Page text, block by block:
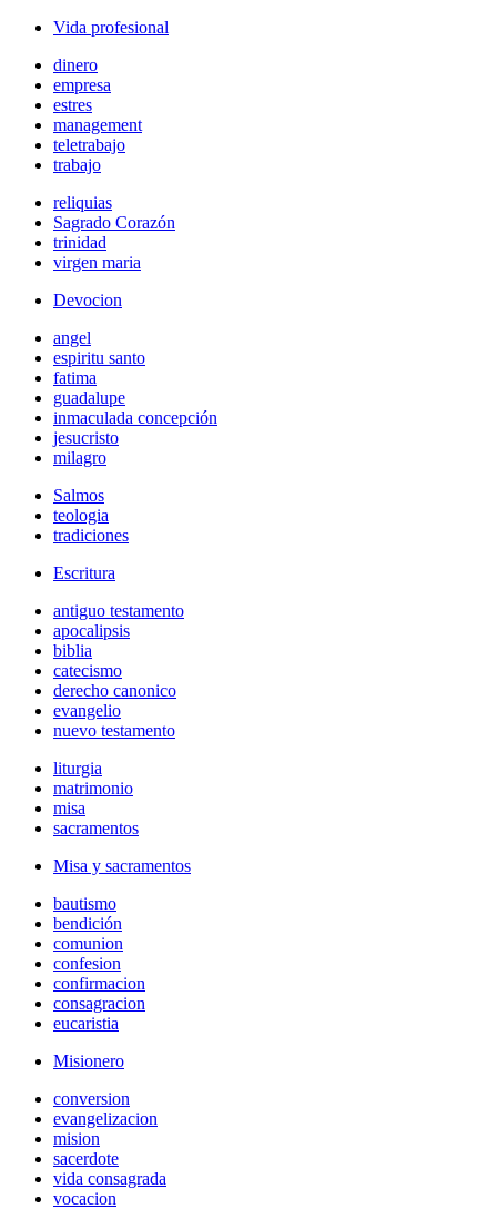
Vida profesional
dinero
empresa
estres
management
teletrabajo
trabajo
reliquias
Sagrado Corazón
trinidad
virgen maria
Devocion
angel
espiritu santo
fatima
guadalupe
inmaculada concepción
jesucristo
milagro
Salmos
teologia
tradiciones
Escritura
antiguo testamento
apocalipsis
biblia
catecismo
derecho canonico
evangelio
nuevo testamento
liturgia
matrimonio
misa
sacramentos
Misa y sacramentos
bautismo
bendición
comunion
confesion
confirmacion
consagracion
eucaristia
Misionero
conversion
evangelizacion
mision
sacerdote
vida consagrada
vocacion